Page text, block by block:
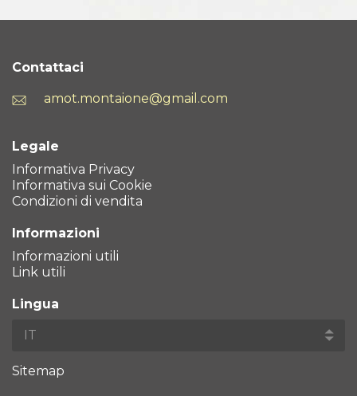
Contattaci
amot.montaione@gmail.com
Legale
Informativa Privacy
Informativa sui Cookie
Condizioni di vendita
Informazioni
Informazioni utili
Link utili
Lingua
Sitemap